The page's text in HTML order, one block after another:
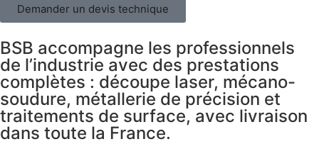
Demander un devis technique
BSB accompagne les professionnels
de l’industrie avec des prestations
complètes : découpe laser, mécano-
soudure, métallerie de précision et
traitements de surface, avec livraison
dans toute la France.